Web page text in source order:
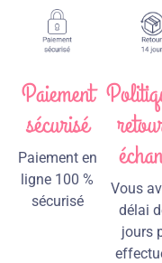
Paiement
sécurisé
Paiement en
ligne 100 %
sécurisé
Vous
délai
jours